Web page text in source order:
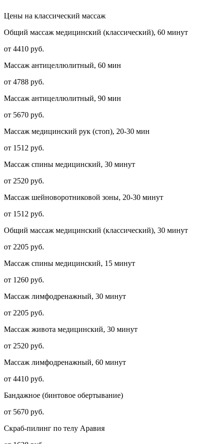
Цены на классический массаж
Общий массаж медицинский (классический), 60 минут
от 4410 руб.
Массаж антицеллюлитный, 60 мин
от 4788 руб.
Массаж антицеллюлитный, 90 мин
от 5670 руб.
Массаж медицинский рук (стоп), 20-30 мин
от 1512 руб.
Массаж спины медицинский, 30 минут
от 2520 руб.
Массаж шейноворотниковой зоны, 20-30 минут
от 1512 руб.
Общий массаж медицинский (классический), 30 минут
от 2205 руб.
Массаж спины медицинский, 15 минут
от 1260 руб.
Массаж лимфодренажный, 30 минут
от 2205 руб.
Массаж живота медицинский, 30 минут
от 2520 руб.
Массаж лимфодренажный, 60 минут
от 4410 руб.
Бандажное (бинтовое обертывание)
от 5670 руб.
Скраб-пилинг по телу Аравия